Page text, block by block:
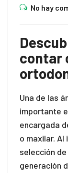
No hay
contar
Una de las
importante
encargada
o maxilar.
selección
generación